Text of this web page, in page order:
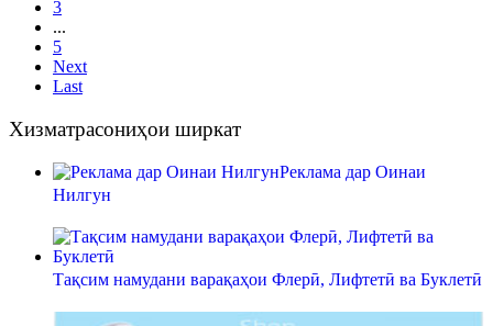
3
...
5
Next
Last
Хизматрасониҳои ширкат
Реклама дар Оинаи
Нилгун
Тақсим намудани варақаҳои Флерӣ, Лифтетӣ ва Буклетӣ